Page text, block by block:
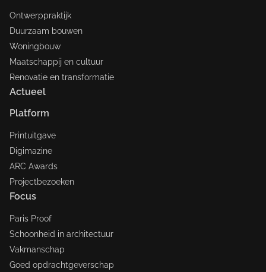
Ontwerppraktijk
Duurzaam bouwen
Woningbouw
Maatschappij en cultuur
Renovatie en transformatie
Actueel
Platform
Printuitgave
Digimazine
ARC Awards
Projectbezoeken
Focus
Paris Proof
Schoonheid in architectuur
Vakmanschap
Goed opdrachtgeverschap